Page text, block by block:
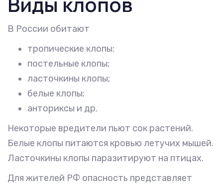
В России обитают
тропические клопы:
постельные клопы;
ласточкины клопы;
белые клопы;
анториксы и др.
Некоторые вредители пьют сок растений.
Белые клопы питаются кровью летучих мышей.
Ласточкины клопы паразитируют на птицах.
Для жителей РФ опасность представляет